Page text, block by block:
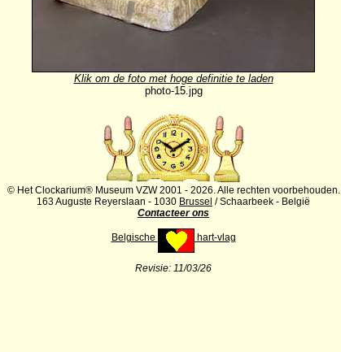
Klik om de foto met hoge definitie te laden
photo-15.jpg
© Het Clockarium® Museum VZW 2001 - 2026. Alle rechten voorbehouden.
163 Auguste Reyerslaan - 1030 Brussel / Schaarbeek - België
Contacteer ons
Belgische hart-vlag
Revisie: 11/03/26